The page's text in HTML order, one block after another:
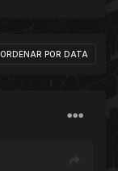
ORDENAR POR DATA